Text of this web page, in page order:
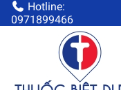
Hotline:
0971899466